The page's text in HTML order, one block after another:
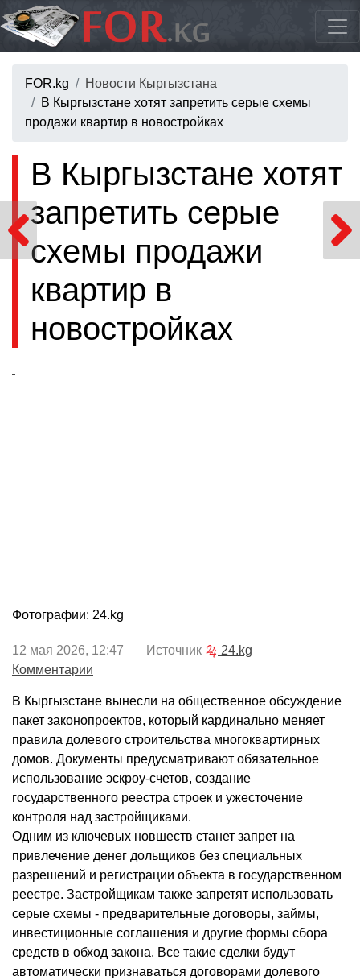
FOR.kg
Новости Кыргызстана
В Кыргызстане хотят запретить серые схемы
продажи квартир в новостройках
В Кыргызстане хотят
запретить серые
схемы продажи
квартир в
новостройках
Фотографии: 24.kg
12 мая 2026, 12:47 Источник
24.kg
Комментарии
В Кыргызстане вынесли на общественное обсуждение
пакет законопроектов, который кардинально меняет
правила долевого строительства многоквартирных
домов. Документы предусматривают обязательное
использование эскроу-счетов, создание
государственного реестра строек и ужесточение
контроля над застройщиками.
Одним из ключевых новшеств станет запрет на
привлечение денег дольщиков без специальных
разрешений и регистрации объекта в государственном
реестре. Застройщикам также запретят использовать
серые схемы - предварительные договоры, займы,
инвестиционные соглашения и другие формы сбора
средств в обход закона. Все такие сделки будут
автоматически признаваться договорами долевого